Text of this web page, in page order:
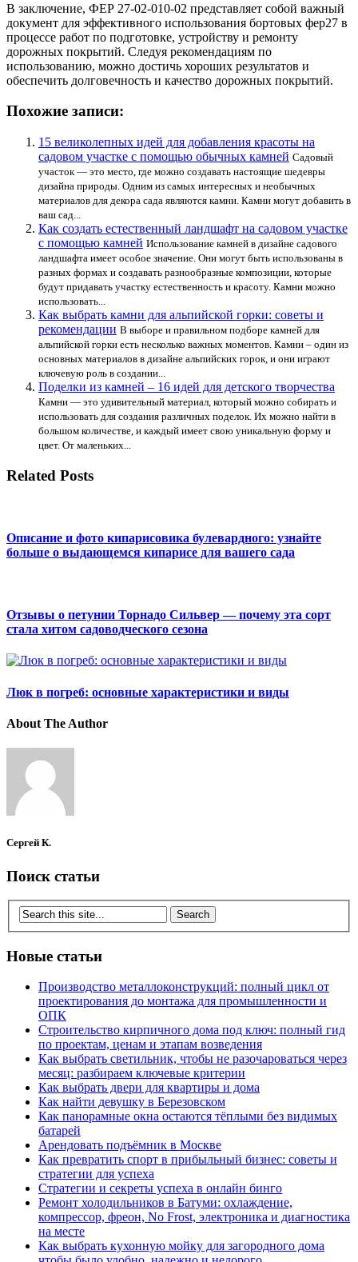
В заключение, ФЕР 27-02-010-02 представляет собой важный
документ для эффективного использования бортовых фер27 в
процессе работ по подготовке, устройству и ремонту
дорожных покрытий. Следуя рекомендациям по
использованию, можно достичь хороших результатов и
обеспечить долговечность и качество дорожных покрытий.
Похожие записи:
15 великолепных идей для добавления красоты на
садовом участке с помощью обычных камней Садовый
участок — это место, где можно создавать настоящие шедевры
дизайна природы. Одним из самых интересных и необычных
материалов для декора сада являются камни. Камни могут добавить в
ваш сад...
Как создать естественный ландшафт на садовом участке
с помощью камней Использование камней в дизайне садового
ландшафта имеет особое значение. Они могут быть использованы в
разных формах и создавать разнообразные композиции, которые
будут придавать участку естественность и красоту. Камни можно
использовать...
Как выбрать камни для альпийской горки: советы и
рекомендации В выборе и правильном подборе камней для
альпийской горки есть несколько важных моментов. Камни – один из
основных материалов в дизайне альпийских горок, и они играют
ключевую роль в создании...
Поделки из камней – 16 идей для детского творчества
Камни — это удивительный материал, который можно собирать и
использовать для создания различных поделок. Их можно найти в
большом количестве, и каждый имеет свою уникальную форму и
цвет. От маленьких...
Related Posts
Описание и фото кипарисовика булевардного: узнайте
больше о выдающемся кипарисе для вашего сада
Отзывы о петунии Торнадо Сильвер — почему эта сорт
стала хитом садоводческого сезона
Люк в погреб: основные характеристики и виды
About The Author
Сергей К.
Поиск статьи
Новые статьи
Производство металлоконструкций: полный цикл от
проектирования до монтажа для промышленности и
ОПК
Строительство кирпичного дома под ключ: полный гид
по проектам, ценам и этапам возведения
Как выбрать светильник, чтобы не разочароваться через
месяц: разбираем ключевые критерии
Как выбрать двери для квартиры и дома
Как найти девушку в Березовском
Как панорамные окна остаются тёплыми без видимых
батарей
Арендовать подъёмник в Москве
Как превратить спорт в прибыльный бизнес: советы и
стратегии для успеха
Стратегии и секреты успеха в онлайн бинго
Ремонт холодильников в Батуми: охлаждение,
компрессор, фреон, No Frost, электроника и диагностика
на месте
Как выбрать кухонную мойку для загородного дома